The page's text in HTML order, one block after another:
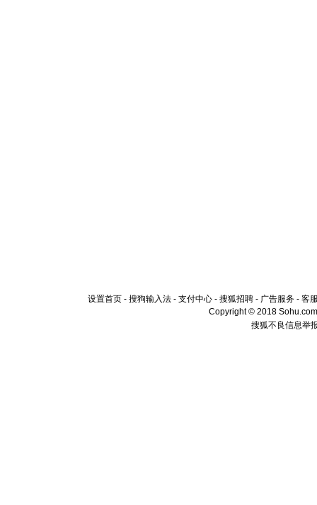
设置首页 - 搜狗输入法 - 支付中心 - 搜狐招聘 - 广告服务 - 客
Copyright © 2018
搜狐不良信息举